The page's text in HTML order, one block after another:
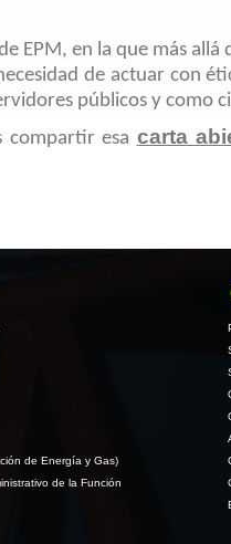
EPM, en la que más
de actuar con
públicos y como
compartir esa carta
de Energía y Gas)
de la Función